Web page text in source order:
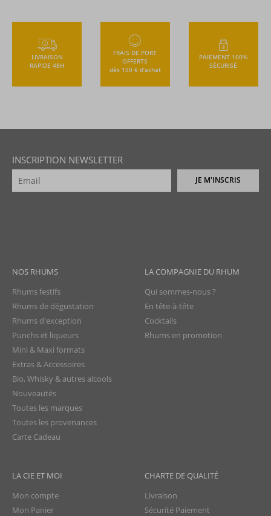
LIVRAISON
RAPIDE 48H
FRAIS DE PORT
OFFERTS
dès 150 € d’achat
PAIEMENT 100%
SÉCURISÉ
INSCRIPTION NEWSLETTER
JE M'INSCRIS
NOS RHUMS
Rhums festifs
Rhums de dégustation
Rhums d'exception
Punchs et liqueurs
Mini & Maxi formats
Extras & Accessoires
Bio, Whisky & autres alcools
Nouveautés
Toutes les marques
Toutes les provenances
Carte Cadeau
LA COMPAGNIE DU RHUM
Qui sommes-nous ?
En tête-à-tête
Cocktails
Rhums en promotion
LA CIE ET MOI
Mon compte
Mon Panier
CHARTE DE QUALITÉ
Livraison
Sécurité Paiement